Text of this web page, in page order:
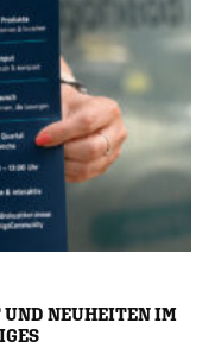
UND NEUHEITEN IM